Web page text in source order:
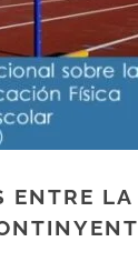
ENTRE LA